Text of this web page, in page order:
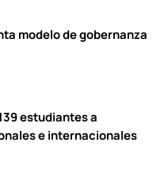
modelo de gobernanza
estudiantes a
e internacionales